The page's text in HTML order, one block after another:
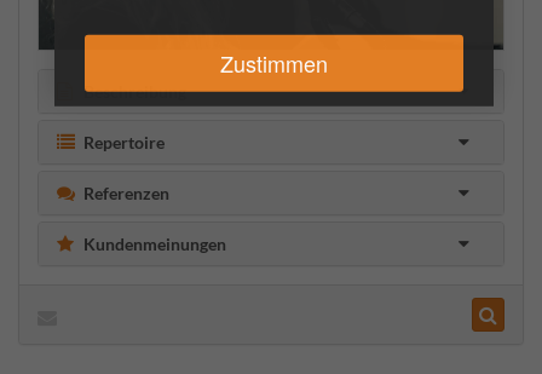
Zustimmen
Beschreibung
Repertoire
Referenzen
Kundenmeinungen